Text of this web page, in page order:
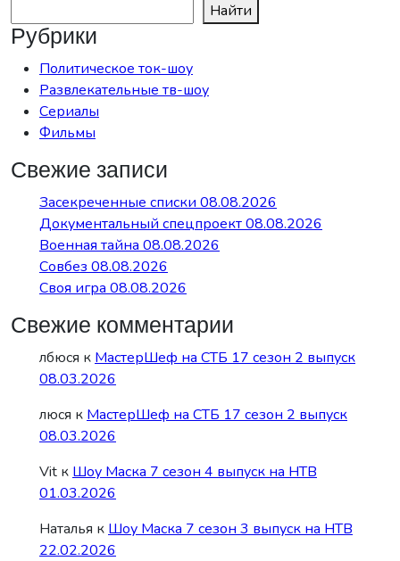
Найти
Рубрики
Политическое ток-шоу
Развлекательные тв-шоу
Сериалы
Фильмы
Свежие записи
Засекреченные списки 08.08.2026
Документальный спецпроект 08.08.2026
Военная тайна 08.08.2026
Совбез 08.08.2026
Своя игра 08.08.2026
Свежие комментарии
лбюся к МастерШеф на СТБ 17 сезон 2 выпуск
08.03.2026
люся к МастерШеф на СТБ 17 сезон 2 выпуск
08.03.2026
Vit к Шоу Маска 7 сезон 4 выпуск на НТВ
01.03.2026
Наталья к Шоу Маска 7 сезон 3 выпуск на НТВ
22.02.2026